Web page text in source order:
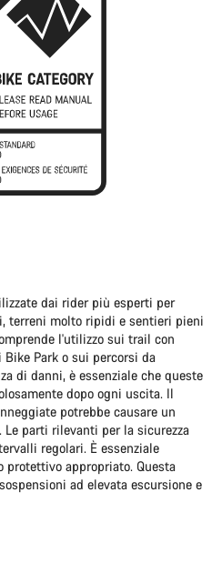
dai rider più esperti per
terreni molto ripidi e sentieri pieni
l'utilizzo sui trail con
Park o sui percorsi da
di danni, è essenziale che queste
dopo ogni uscita. Il
potrebbe causare un
parti rilevanti per la sicurezza
regolari. È essenziale
protettivo appropriato. Questa
ad elevata escursione e